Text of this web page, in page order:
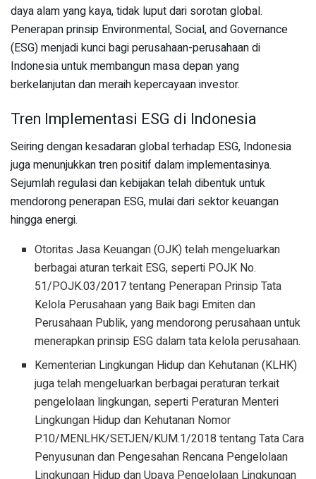
daya alam yang kaya, tidak luput dari sorotan global.
Penerapan prinsip Environmental, Social, and Governance
(ESG) menjadi kunci bagi perusahaan-perusahaan di
Indonesia untuk membangun masa depan yang
berkelanjutan dan meraih kepercayaan investor.
Tren Implementasi ESG di Indonesia
Seiring dengan kesadaran global terhadap ESG, Indonesia
juga menunjukkan tren positif dalam implementasinya.
Sejumlah regulasi dan kebijakan telah dibentuk untuk
mendorong penerapan ESG, mulai dari sektor keuangan
hingga energi.
Otoritas Jasa Keuangan (OJK) telah mengeluarkan
berbagai aturan terkait ESG, seperti POJK No.
51/POJK.03/2017 tentang Penerapan Prinsip Tata
Kelola Perusahaan yang Baik bagi Emiten dan
Perusahaan Publik, yang mendorong perusahaan untuk
menerapkan prinsip ESG dalam tata kelola perusahaan.
Kementerian Lingkungan Hidup dan Kehutanan (KLHK)
juga telah mengeluarkan berbagai peraturan terkait
pengelolaan lingkungan, seperti Peraturan Menteri
Lingkungan Hidup dan Kehutanan Nomor
P.10/MENLHK/SETJEN/KUM.1/2018 tentang Tata Cara
Penyusunan dan Pengesahan Rencana Pengelolaan
Lingkungan Hidup dan Upaya Pengelolaan Lingkungan